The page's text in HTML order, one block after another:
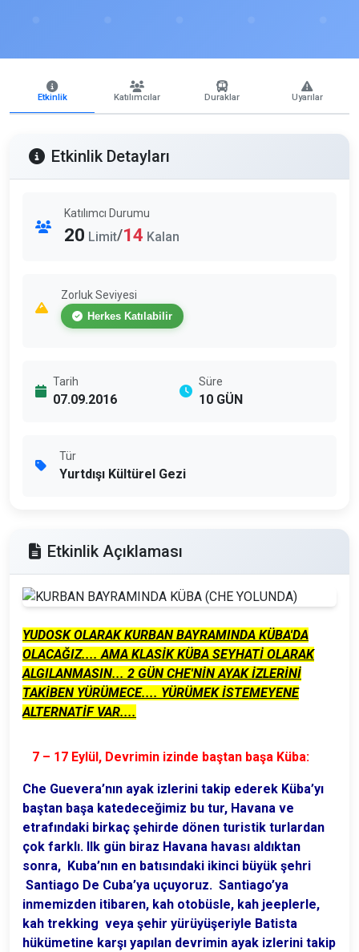
Etkinlik Katılımcılar Duraklar Uyarılar
Etkinlik Detayları
Katılımcı Durumu
20 Limit/14 Kalan
Zorluk Seviyesi
Herkes Katılabilir
Tarih
07.09.2016
Süre
10 GÜN
Tür
Yurtdışı Kültürel Gezi
Etkinlik Açıklaması
YUDOSK OLARAK KURBAN BAYRAMINDA KÜBA'DA
OLACAĞIZ.... AMA KLASİK KÜBA SEYHATİ OLARAK
ALGILANMASIN... 2 GÜN CHE'NİN AYAK İZLERİNİ
TAKİBEN YÜRÜMECE.... YÜRÜMEK İSTEMEYENE
ALTERNATİF VAR....
7 – 17 Eylül, Devrimin izinde baştan başa Küba:
Che Guevera’nın ayak izlerini takip ederek Küba’yı
baştan başa katedeceğimiz bu tur, Havana ve
etrafındaki birkaç şehirde dönen turistik turlardan
çok farklı. Ilk gün biraz Havana havası aldıktan
sonra, Kuba’nın en batısındaki ikinci büyük şehri
Santiago De Cuba’ya uçuyoruz. Santiago’ya
inmemizden itibaren, kah otobüsle, kah jeeplerle,
kah trekking veya şehir yürüyüşeriyle Batista
hükümetine karşı yapılan devrimin ayak izlerini takip